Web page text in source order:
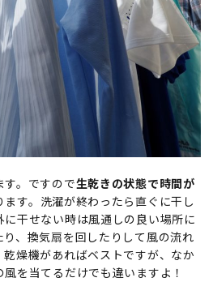
。ですので生乾きの状態で時間が
ます。洗濯が終わったら直ぐに干し
干せない時は風通しの良い場所に
、換気扇を回したりして風の流れ
燥機があればベストですが、なか
を当てるだけでも違いますよ！